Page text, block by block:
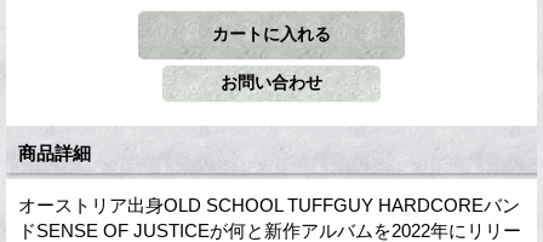
商品詳細
オーストリア出身OLD SCHOOL TUFFGUY HARDCOREバン
ドSENSE OF JUSTICEが何と新作アルバムを2022年にリリー